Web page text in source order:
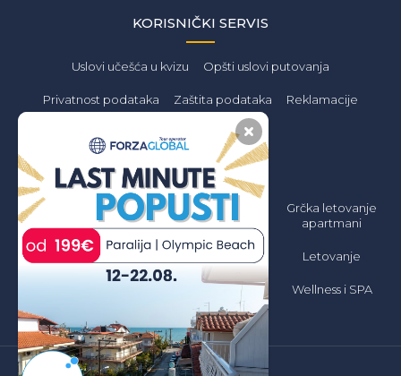
KORISNIČKI SERVIS
Uslovi učešća u kvizu Opšti uslovi putovanja
Privatnost podataka Zaštita podataka Reklamacije
PONUDA
Letovanje 2026
Grčka Letovanje
2026 All inclusive
Grčka Letovanje
2026 Apartmani
Jeftino
Grčka letovanje
hoteli
Grčka letovanje
apartmani
Letovanje
Wellness i SPA